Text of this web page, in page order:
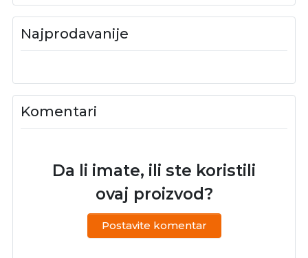
Najprodavanije
Komentari
Da li imate, ili ste koristili
ovaj proizvod?
Postavite komentar